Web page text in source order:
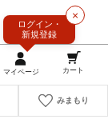
×
ログイン・
新規登録
みまもり